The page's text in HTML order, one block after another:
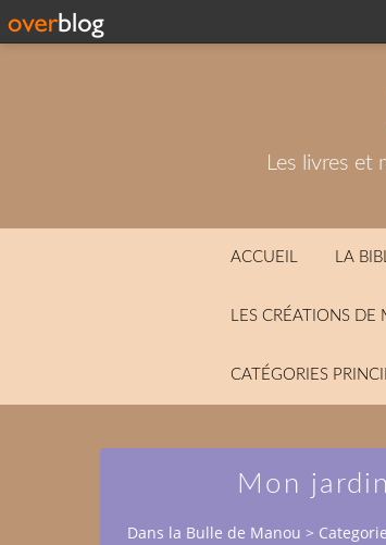
Les livres et
ACCUEIL LA
LES CRÉATIONS DE
CATÉGORIES
Mon
Dans la Bulle de Manou >